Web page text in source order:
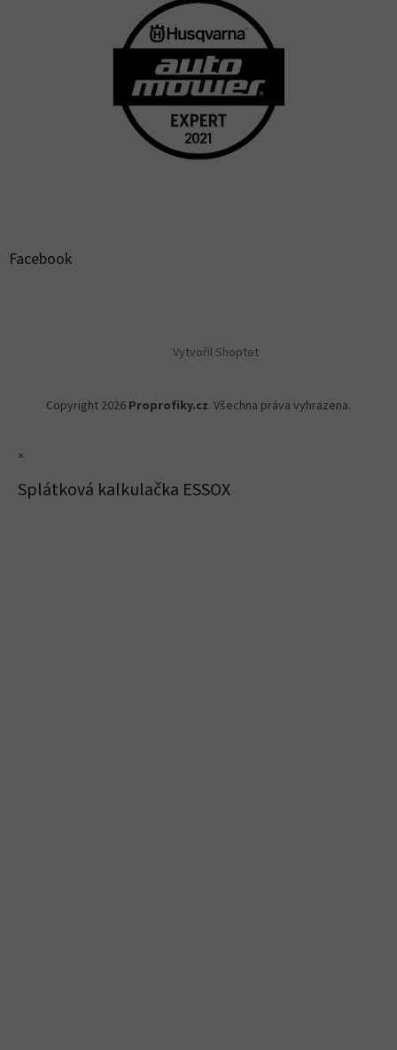
Facebook
Vytvořil Shoptet
Copyright 2026 Proprofiky.cz. Všechna práva vyhrazena.
×
Splátková kalkulačka ESSOX